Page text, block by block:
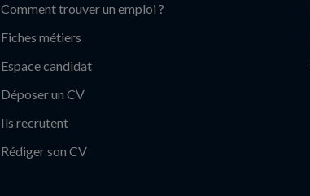
Comment trouver un emploi ?
Fiches métiers
Espace candidat
Déposer un CV
Ils recrutent
Rédiger son CV